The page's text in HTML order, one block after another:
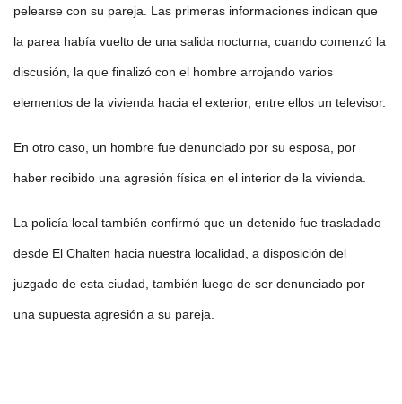
pelearse con su pareja. Las primeras informaciones indican que
la parea había vuelto de una salida nocturna, cuando comenzó la
discusión, la que finalizó con el hombre arrojando varios
elementos de la vivienda hacia el exterior, entre ellos un televisor.
En otro caso, un hombre fue denunciado por su esposa, por
haber recibido una agresión física en el interior de la vivienda.
La policía local también confirmó que un detenido fue trasladado
desde El Chalten hacia nuestra localidad, a disposición del
juzgado de esta ciudad, también luego de ser denunciado por
una supuesta agresión a su pareja.